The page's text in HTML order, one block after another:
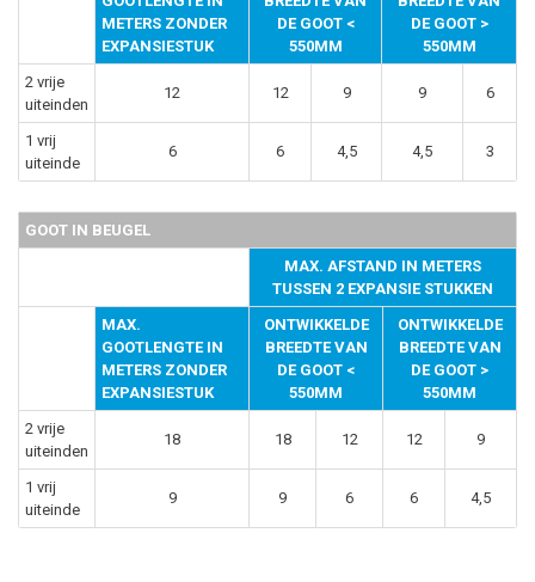
METERS ZONDER
EXPANSIESTUK
DE GOOT <
550MM
DE GOOT >
550MM
2 vrije
uiteinden
12 12 9 9 6
1 vrij
uiteinde
6 6 4,5 4,5 3
GOOT IN BEUGEL
MAX. AFSTAND IN METERS
TUSSEN 2 EXPANSIE STUKKEN
MAX.
GOOTLENGTE IN
METERS ZONDER
EXPANSIESTUK
ONTWIKKELDE
BREEDTE VAN
DE GOOT <
550MM
ONTWIKKELDE
BREEDTE VAN
DE GOOT >
550MM
2 vrije
uiteinden
18 18 12 12 9
1 vrij
uiteinde
9 9 6 6 4,5